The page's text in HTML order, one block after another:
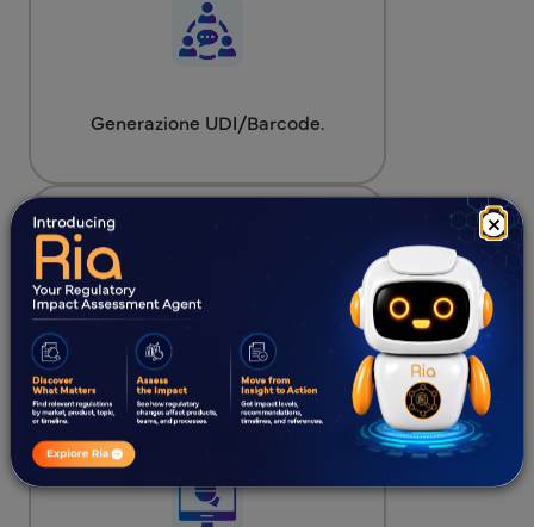
×
Generazione UDI/Barcode.
Creazione account GUDID /
Supporto per la creazione
dell'account GUDID.